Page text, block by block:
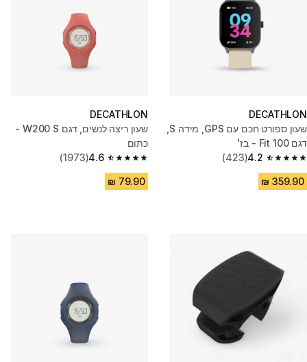
DECATHLON
דגם Fit 100 - בז'
4.2
4.2 out of 5 stars from 423 reviews
(423)
DECATHLON
שעון ריצה לנשים, דגם W200 S -
כתום
4.6
4.6 out of 5 stars from 1973 reviews
(1973)